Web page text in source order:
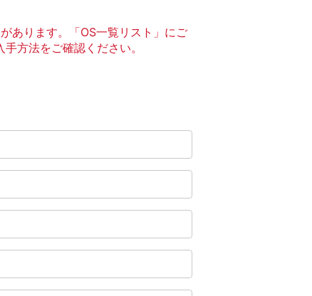
あります。「OS一覧リスト」にご
方法をご確認ください。